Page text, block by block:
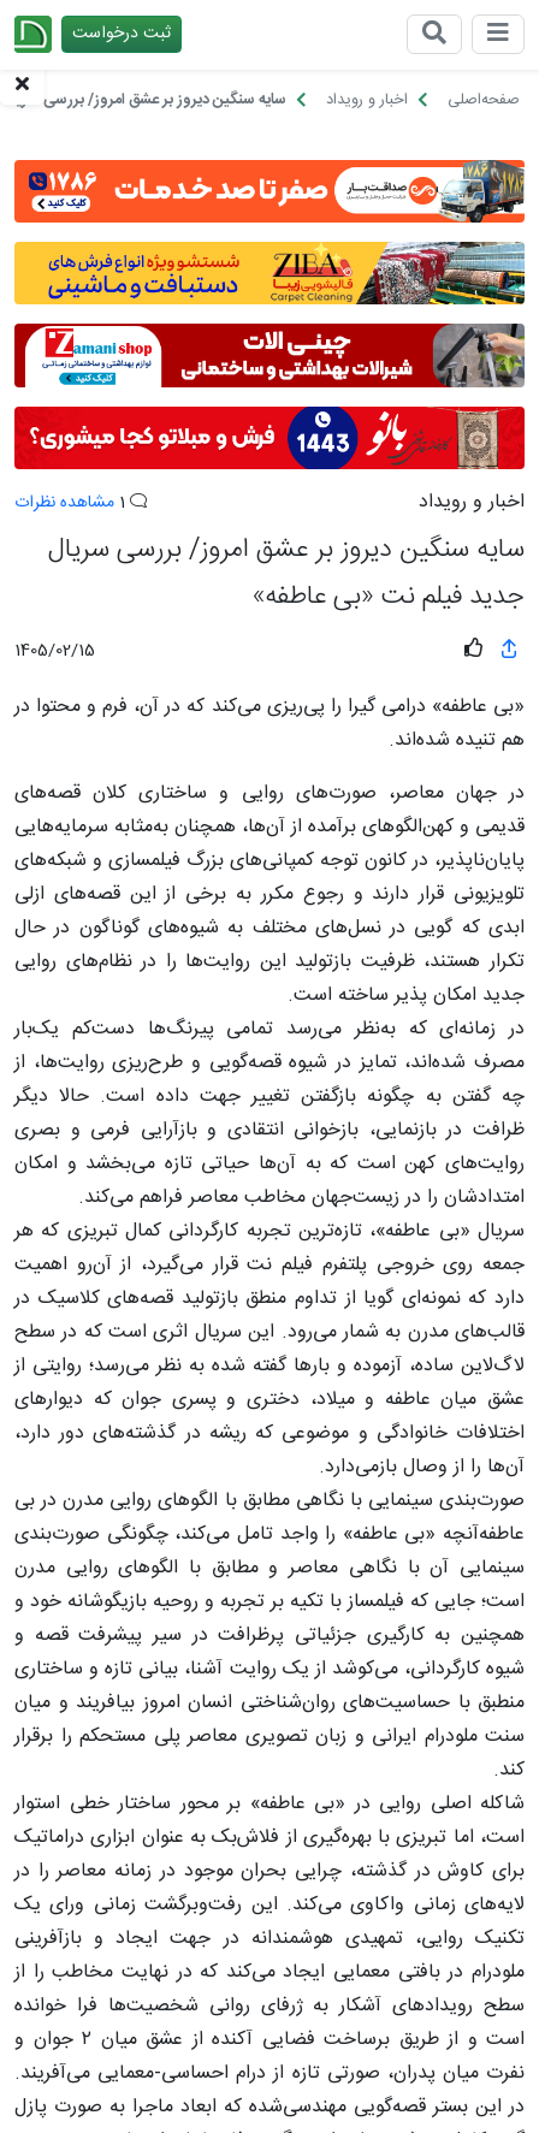
ثبت درخواست
صفحه‌اصلی اخبار و رویداد سایه سنگین دیروز بر عشق امروز/ بررسی
اخبار و رویداد مشاهده نظرات
سایه سنگین دیروز بر عشق امروز/ بررسی سریال
جدید فیلم نت «بی عاطفه»
1405/02/15
«بی‌ عاطفه» درامی گیرا را پی‌ریزی می‌کند که در آن، فرم و محتوا در
هم تنیده شده‌اند.
در جهان معاصر، صورت‌های روایی و ساختاری کلان قصه‌های
قدیمی و کهن‌الگوهای برآمده از آن‌ها، همچنان به‌مثابه سرمایه‌هایی
پایان‌ناپذیر، در کانون توجه کمپانی‌های بزرگ فیلمسازی و شبکه‌های
تلویزیونی قرار دارند و رجوع مکرر به برخی از این قصه‌های ازلی
ابدی که گویی در نسل‌های مختلف به شیوه‌های گوناگون در حال
تکرار هستند، ظرفیت بازتولید این روایت‌ها را در نظام‌های روایی
جدید امکان پذیر ساخته است.
در زمانه‌ای که به‌نظر می‌رسد تمامی پیرنگ‌ها دست‌کم یک‌بار
مصرف شده‌اند، تمایز در شیوه قصه‌گویی و طرح‌ریزی روایت‌ها، از
چه گفتن به چگونه بازگفتن تغییر جهت داده است. حالا دیگر
ظرافت در بازنمایی، بازخوانی انتقادی و بازآرایی فرمی و بصری
روایت‌های کهن است که به آن‌ها حیاتی تازه می‌بخشد و امکان
امتدادشان را در زیست‌جهان مخاطب معاصر فراهم می‌کند.
سریال «بی‌ عاطفه»، تازه‌ترین تجربه کارگردانی کمال تبریزی که هر
جمعه روی خروجی پلتفرم فیلم نت قرار می‌گیرد، از آن‌رو اهمیت
دارد که نمونه‌ای گویا از تداوم منطق بازتولید قصه‌های کلاسیک در
قالب‌های مدرن به شمار می‌رود. این سریال اثری است که در سطح
لاگ‌لاین ساده، آزموده و بارها گفته شده به نظر می‌رسد؛ روایتی از
عشق میان عاطفه و میلاد، دختری و پسری جوان که دیوارهای
اختلافات خانوادگی و موضوعی که ریشه در گذشته‌های دور دارد،
آن‌ها را از وصال بازمی‌دارد.
صورت‌بندی سینمایی با نگاهی مطابق با الگوهای روایی مدرن در بی
عاطفهآنچه «بی‌ عاطفه» را واجد تامل می‌کند، چگونگی صورت‌بندی
سینمایی آن با نگاهی معاصر و مطابق با الگوهای روایی مدرن
است؛ جایی که فیلمساز با تکیه بر تجربه و روحیه بازیگوشانه خود و
همچنین به کارگیری جزئیاتی پرظرافت در سیر پیشرفت قصه و
شیوه کارگردانی، می‌کوشد از یک روایت آشنا، بیانی تازه و ساختاری
منطبق با حساسیت‌های روان‌شناختی انسان امروز بیافریند و میان
سنت ملودرام ایرانی و زبان تصویری معاصر پلی مستحکم را برقرار
کند.‌
شاکله‌ اصلی روایی در «بی‌ عاطفه» بر محور ساختار خطی استوار
است، اما تبریزی با بهره‌گیری از فلاش‌بک به‌ عنوان ابزاری دراماتیک
برای کاوش در گذشته، چرایی بحران موجود در زمانه معاصر را در
لایه‌های زمانی واکاوی می‌کند. این رفت‌و‌برگشت زمانی ورای یک
تکنیک روایی، تمهیدی هوشمندانه در جهت ایجاد و بازآفرینی
ملودرام در بافتی معمایی ایجاد می‌کند که در نهایت مخاطب را از
سطح رویدادهای آشکار به ژرفای روانی شخصیت‌ها فرا‌ خوانده
است و از طریق برساخت فضایی آکنده از عشق میان ۲ جوان و
نفرت میان پدران، صورتی تازه از درام احساسی-معمایی می‌آفریند.
در این بستر قصه‌گویی مهندسی‌شده که ابعاد ماجرا به صورت پازل